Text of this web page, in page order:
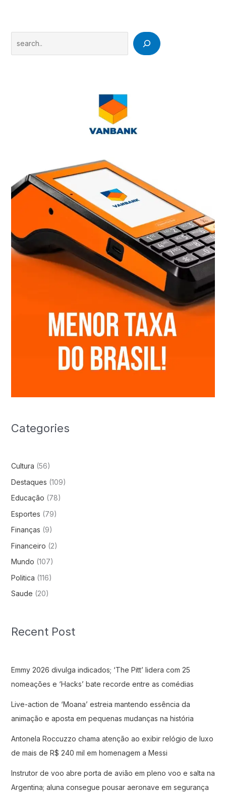
Categories
Cultura (56)
Destaques (109)
Educação (78)
Esportes (79)
Finanças (9)
Financeiro (2)
Mundo (107)
Politica (116)
Saude (20)
Recent Post
Emmy 2026 divulga indicados; ‘The Pitt’ lidera com 25
nomeações e ‘Hacks’ bate recorde entre as comédias
Live-action de ‘Moana’ estreia mantendo essência da
animação e aposta em pequenas mudanças na história
Antonela Roccuzzo chama atenção ao exibir relógio de luxo
de mais de R$ 240 mil em homenagem a Messi
Instrutor de voo abre porta de avião em pleno voo e salta na
Argentina; aluna consegue pousar aeronave em segurança